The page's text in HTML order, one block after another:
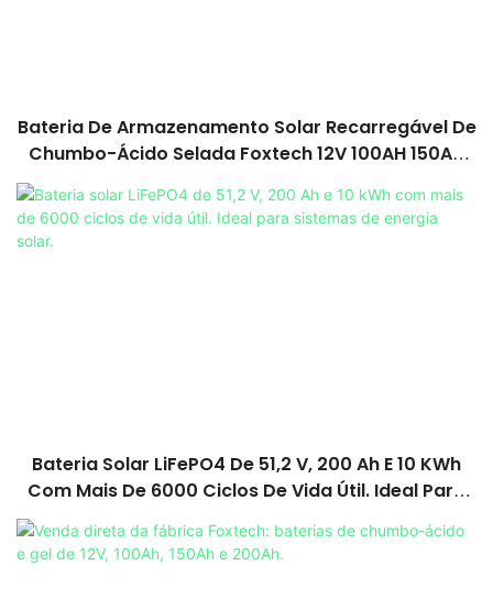
Bateria De Armazenamento Solar Recarregável De
Chumbo-Ácido Selada Foxtech 12V 100AH ​​150AH
Bateria Solar LiFePO4 De 51,2 V, 200 Ah E 10 KWh
Com Mais De 6000 Ciclos De Vida Útil. Ideal Para